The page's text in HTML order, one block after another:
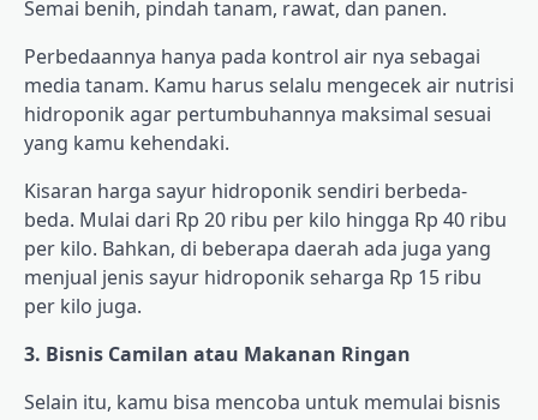
Semai benih, pindah tanam, rawat, dan panen.
Perbedaannya hanya pada kontrol air nya sebagai
media tanam. Kamu harus selalu mengecek air nutrisi
hidroponik agar pertumbuhannya maksimal sesuai
yang kamu kehendaki.
Kisaran harga sayur hidroponik sendiri berbeda-
beda. Mulai dari Rp 20 ribu per kilo hingga Rp 40 ribu
per kilo. Bahkan, di beberapa daerah ada juga yang
menjual jenis sayur hidroponik seharga Rp 15 ribu
per kilo juga.
3. Bisnis Camilan atau Makanan Ringan
Selain itu, kamu bisa mencoba untuk memulai bisnis